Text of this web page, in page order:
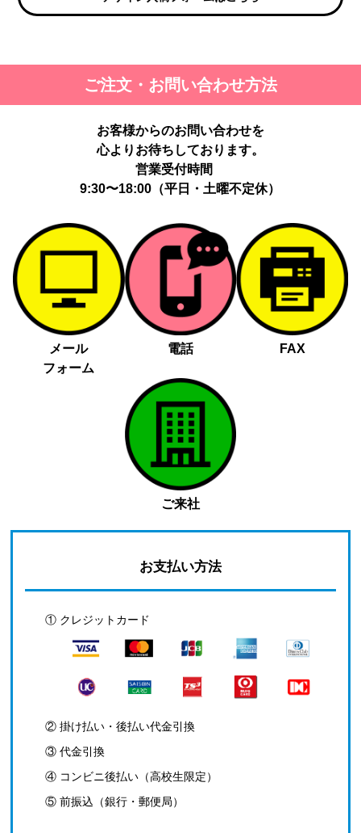
ご注文・お問い合わせ方法
お客様からのお問い合わせを
心よりお待ちしております。
営業受付時間
9:30〜18:00（平日・土曜不定休）
メール
フォーム
電話 FAX
ご来社
お支払い方法
① クレジットカード
② 掛け払い・後払い代金引換
③ 代金引換
④ コンビニ後払い（高校生限定）
⑤ 前振込（銀行・郵便局）